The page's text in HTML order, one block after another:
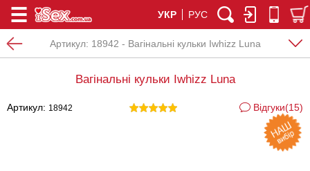
УКР РУС
Артикул: 18942 - Вагінальні кульки Iwhizz Luna
Вагінальні кульки Iwhizz Luna
Артикул: 18942 Відгуки(15)